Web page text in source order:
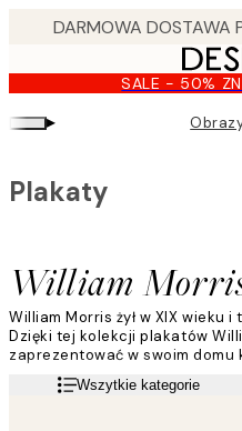
content.
SALE - 50%
▸
William
Plakaty
William Morris żył w XIX wieku
Dzięki tej kolekcji plakatów
zaprezentować w swoim domu
Czytaj więcejWszytkie kategorie